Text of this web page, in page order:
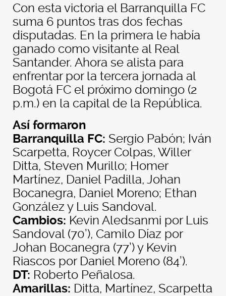
Con esta victoria el Barranquilla FC
suma 6 puntos tras dos fechas
disputadas. En la primera le había
ganado como visitante al Real
Santander. Ahora se alista para
enfrentar por la tercera jornada al
Bogotá FC el próximo domingo (2
p.m.) en la capital de la República.
Así formaron
Barranquilla FC: Sergio Pabón; Iván
Scarpetta, Roycer Colpas, Willer
Ditta, Steven Murillo; Homer
Martínez, Daniel Padilla, Johan
Bocanegra, Daniel Moreno; Ethan
González y Luis Sandoval.
Cambios: Kevin Aledsanmi por Luis
Sandoval (70’), Camilo Díaz por
Johan Bocanegra (77’) y Kevin
Riascos por Daniel Moreno (84’).
DT: Roberto Peñalosa.
Amarillas: Ditta, Martínez, Scarpetta